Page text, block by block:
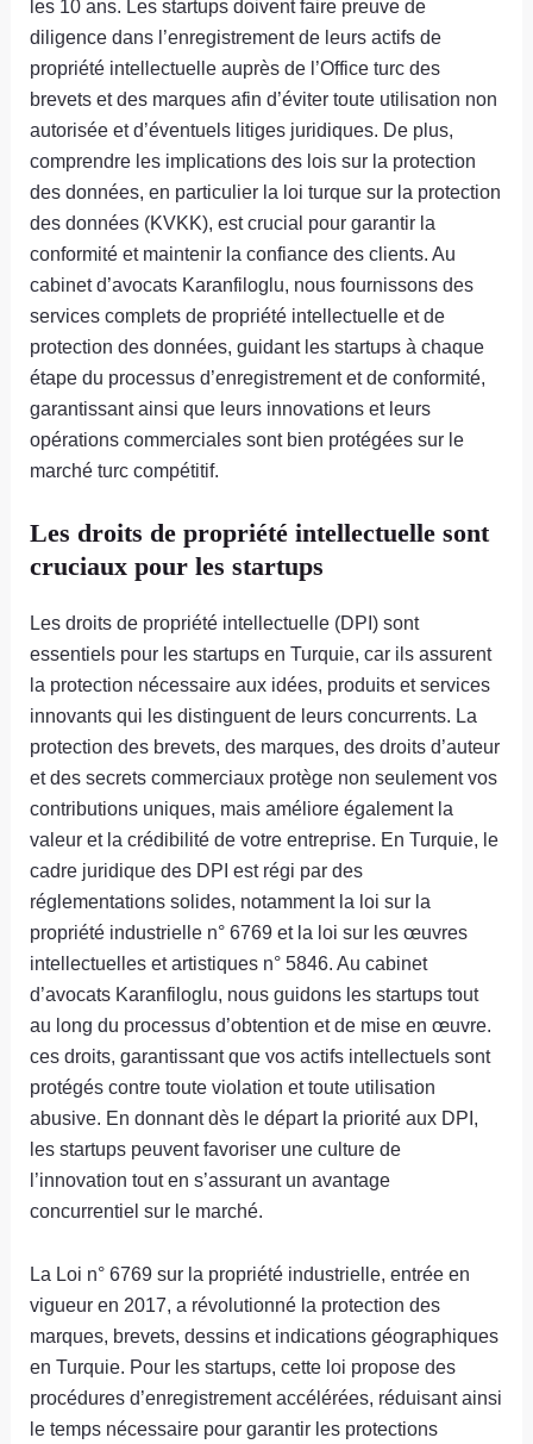
les 10 ans. Les startups doivent faire preuve de
diligence dans l’enregistrement de leurs actifs de
propriété intellectuelle auprès de l’Office turc des
brevets et des marques afin d’éviter toute utilisation non
autorisée et d’éventuels litiges juridiques. De plus,
comprendre les implications des lois sur la protection
des données, en particulier la loi turque sur la protection
des données (KVKK), est crucial pour garantir la
conformité et maintenir la confiance des clients. Au
cabinet d’avocats Karanfiloglu, nous fournissons des
services complets de propriété intellectuelle et de
protection des données, guidant les startups à chaque
étape du processus d’enregistrement et de conformité,
garantissant ainsi que leurs innovations et leurs
opérations commerciales sont bien protégées sur le
marché turc compétitif.
Les droits de propriété intellectuelle sont
cruciaux pour les startups
Les droits de propriété intellectuelle (DPI) sont
essentiels pour les startups en Turquie, car ils assurent
la protection nécessaire aux idées, produits et services
innovants qui les distinguent de leurs concurrents. La
protection des brevets, des marques, des droits d’auteur
et des secrets commerciaux protège non seulement vos
contributions uniques, mais améliore également la
valeur et la crédibilité de votre entreprise. En Turquie, le
cadre juridique des DPI est régi par des
réglementations solides, notamment la loi sur la
propriété industrielle n° 6769 et la loi sur les œuvres
intellectuelles et artistiques n° 5846. Au cabinet
d’avocats Karanfiloglu, nous guidons les startups tout
au long du processus d’obtention et de mise en œuvre.
ces droits, garantissant que vos actifs intellectuels sont
protégés contre toute violation et toute utilisation
abusive. En donnant dès le départ la priorité aux DPI,
les startups peuvent favoriser une culture de
l’innovation tout en s’assurant un avantage
concurrentiel sur le marché.
La Loi n° 6769 sur la propriété industrielle, entrée en
vigueur en 2017, a révolutionné la protection des
marques, brevets, dessins et indications géographiques
en Turquie. Pour les startups, cette loi propose des
procédures d’enregistrement accélérées, réduisant ainsi
le temps nécessaire pour garantir les protections